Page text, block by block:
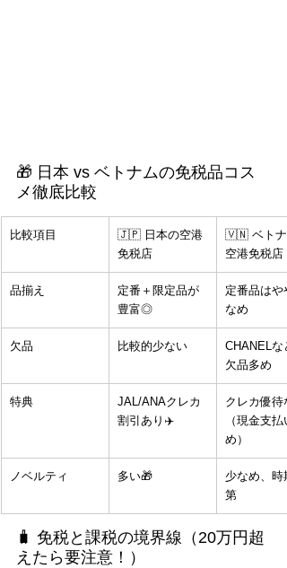
🎁 日本 vs ベトナムの免税品コス
メ徹底比較
比較項目
🇯🇵 日本の空港
免税店
🇻🇳 ベトナ
空港免税店
品揃え
定番＋限定品が
豊富◎
定番品はや
なめ
欠品 比較的少ない
CHANELな
欠品多め
特典
JAL/ANAクレカ
割引あり✈️
クレカ優待
（現金支払
め）
ノベルティ 多い🎁
少なめ、時
第
🧳 免税と課税の境界線（20万円超
えたら要注意！）